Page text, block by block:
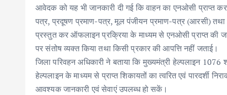
आवेदक को यह भी जानकारी दी गई कि वाहन का एनओसी प्राप्त
पत्र, प्रदूषण प्रमाण-पत्र, मूल पंजीयन प्रमाण-पत्र (आरसी) तथा
प्रस्तुत कर ऑफलाइन प्रक्रिया के माध्यम से एनओसी प्राप्त की
पर संतोष व्यक्त किया तथा किसी प्रकार की आपत्ति नहीं जताई।
जिला परिवहन अधिकारी ने बताया कि मुख्यमंत्री हेल्पलाइन
हेल्पलाइन के माध्यम से प्राप्त शिकायतों का त्वरित एवं पारदर्शी
आवश्यक जानकारी एवं सेवाएं उपलब्ध हो सकें।